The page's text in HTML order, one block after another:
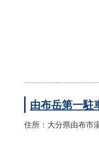
由布岳第一駐
住所：大分県由布市